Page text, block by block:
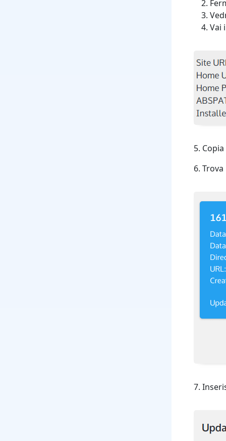
Vai
5.
6.
7.